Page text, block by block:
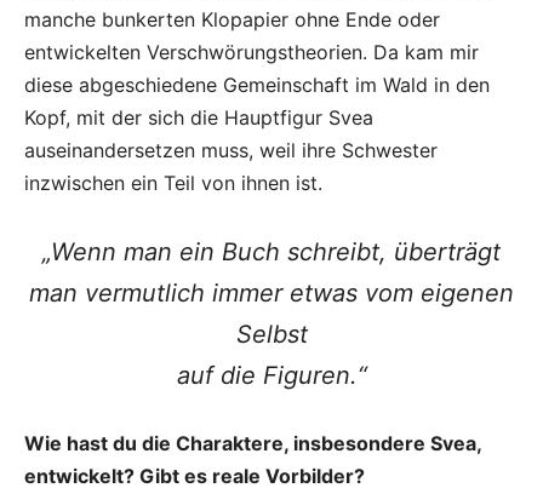
manche bunkerten Klopapier ohne Ende oder
entwickelten Verschwörungstheorien. Da kam mir
diese abgeschiedene Gemeinschaft im Wald in den
Kopf, mit der sich die Hauptfigur Svea
auseinandersetzen muss, weil ihre Schwester
inzwischen ein Teil von ihnen ist.
„Wenn man ein Buch schreibt, überträgt
man vermutlich immer etwas vom eigenen
Selbst
auf die Figuren.“
Wie hast du die Charaktere, insbesondere Svea,
entwickelt? Gibt es reale Vorbilder?